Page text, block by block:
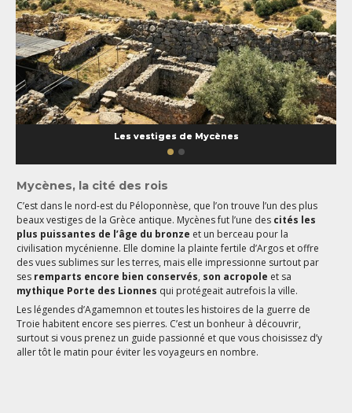
Les vestiges de Mycènes
Mycènes, la cité des rois
C’est dans le nord-est du Péloponnèse, que l’on trouve l’un des plus
beaux vestiges de la Grèce antique. Mycènes fut l’une des cités les
plus puissantes de l’âge du bronze et un berceau pour la
civilisation mycénienne. Elle domine la plainte fertile d’Argos et offre
des vues sublimes sur les terres, mais elle impressionne surtout par
ses remparts encore bien conservés, son acropole et sa
mythique Porte des Lionnes qui protégeait autrefois la ville.
Les légendes d’Agamemnon et toutes les histoires de la guerre de
Troie habitent encore ses pierres. C’est un bonheur à découvrir,
surtout si vous prenez un guide passionné et que vous choisissez d’y
aller tôt le matin pour éviter les voyageurs en nombre.